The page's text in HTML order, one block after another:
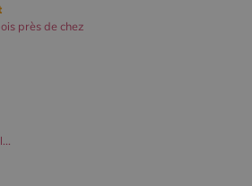
près de chez